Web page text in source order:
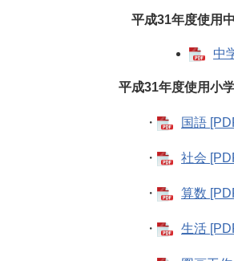
平成31年度使用
中
平成31年度使用小
・ 国語
・ 社会
・ 算数
・ 生活